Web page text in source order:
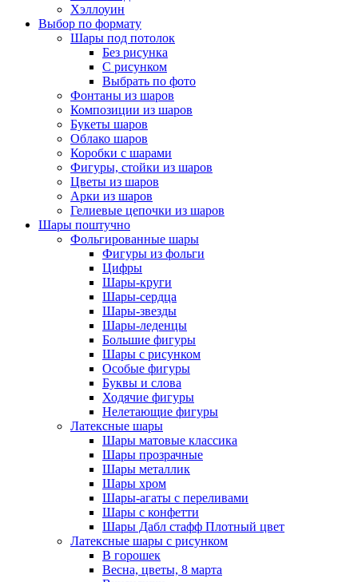
Хэллоуин
Выбор по формату
Шары под потолок
Без рисунка
С рисунком
Выбрать по фото
Фонтаны из шаров
Композиции из шаров
Букеты шаров
Облако шаров
Коробки с шарами
Фигуры, стойки из шаров
Цветы из шаров
Арки из шаров
Гелиевые цепочки из шаров
Шары поштучно
Фольгированные шары
Фигуры из фольги
Цифры
Шары-круги
Шары-сердца
Шары-звезды
Шары-леденцы
Большие фигуры
Шары с рисунком
Особые фигуры
Буквы и слова
Ходячие фигуры
Нелетающие фигуры
Латексные шары
Шары матовые классика
Шары прозрачные
Шары металлик
Шары хром
Шары-агаты с переливами
Шары с конфетти
Шары Дабл стафф Плотный цвет
Латексные шары с рисунком
В горошек
Весна, цветы, 8 марта